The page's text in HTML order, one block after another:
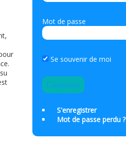
Mot de passe
Se souvenir de moi
S'enregistrer
Mot de passe perdu ?